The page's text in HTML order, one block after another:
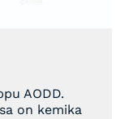
AODD.
on kemika